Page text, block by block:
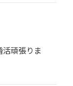
頑張りま